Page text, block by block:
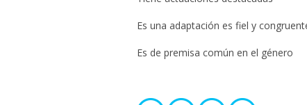
Es una adaptación es fiel y
Es de premisa común en el género